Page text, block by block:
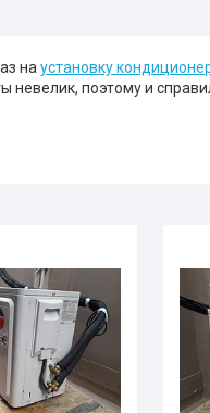
на установку
невелик, поэтому и